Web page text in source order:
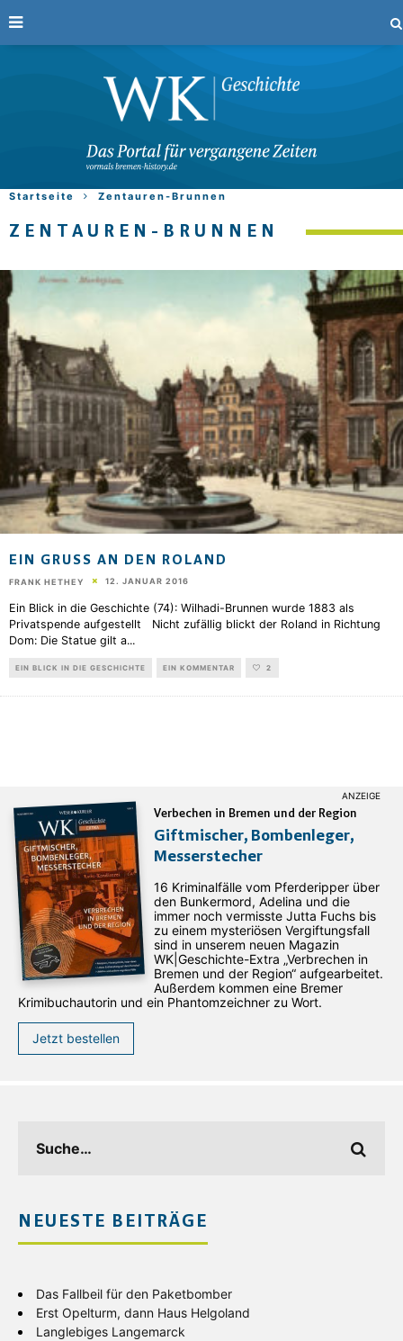
Startseite Zentauren-Brunnen
ZENTAUREN-BRUNNEN
EIN GRUSS AN DEN ROLAND
FRANK HETHEY 12. JANUAR 2016
Ein Blick in die Geschichte (74): Wilhadi-Brunnen wurde 1883 als
Privatspende aufgestellt Nicht zufällig blickt der Roland in Richtung
Dom: Die Statue gilt a...
EIN BLICK IN DIE GESCHICHTE EIN KOMMENTAR 2
Verbechen in Bremen und der Region
Giftmischer, Bombenleger,
Messerstecher
16 Kriminalfälle vom Pferderipper über
den Bunkermord, Adelina und die
immer noch vermisste Jutta Fuchs bis
zu einem mysteriösen Vergiftungsfall
sind in unserem neuen Magazin
WK|Geschichte-Extra „Verbrechen in
Bremen und der Region“ aufgearbeitet.
Außerdem kommen eine Bremer
Krimibuchautorin und ein Phantomzeichner zu Wort.
Jetzt bestellen
NEUESTE BEITRÄGE
Das Fallbeil für den Paketbomber
Erst Opelturm, dann Haus Helgoland
Langlebiges Langemarck